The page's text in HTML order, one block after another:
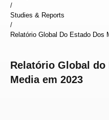
/
Studies & Reports
/
Relatório Global Do Estado Dos
Relatório Global do
Media em 2023